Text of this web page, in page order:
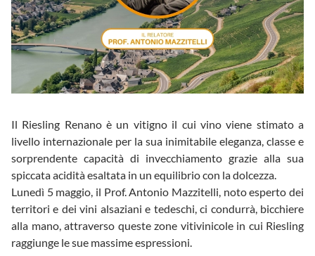
Il Riesling Renano è un vitigno il cui vino viene stimato a
livello internazionale per la sua inimitabile eleganza, classe e
sorprendente capacità di invecchiamento grazie alla sua
spiccata acidità esaltata in un equilibrio con la dolcezza.
Lunedì 5 maggio, il Prof. Antonio Mazzitelli, noto esperto dei
territori e dei vini alsaziani e tedeschi, ci condurrà, bicchiere
alla mano, attraverso queste zone vitivinicole in cui Riesling
raggiunge le sue massime espressioni.